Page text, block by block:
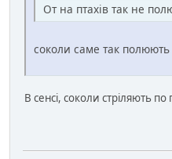
От на птахів так не
соколи саме так полюють
В сенсі, соколи стріляють по